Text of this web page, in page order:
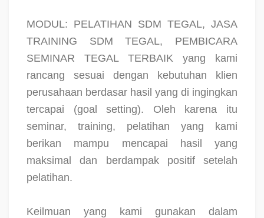
MODUL: PELATIHAN SDM TEGAL, JASA
TRAINING SDM TEGAL, PEMBICARA
SEMINAR TEGAL TERBAIK yang kami
rancang sesuai dengan kebutuhan klien
perusahaan berdasar hasil yang di ingingkan
tercapai (goal setting). Oleh karena itu
seminar, training, pelatihan yang kami
berikan mampu mencapai hasil yang
maksimal dan berdampak positif setelah
pelatihan.
Keilmuan yang kami gunakan dalam